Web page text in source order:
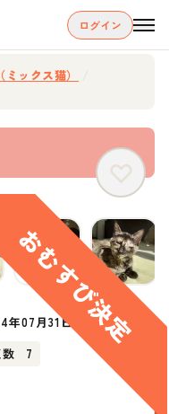
ログイン
ックス猫）
年07月31日
7